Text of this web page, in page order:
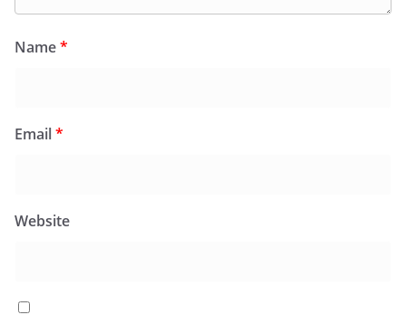
Name*
Email*
Website